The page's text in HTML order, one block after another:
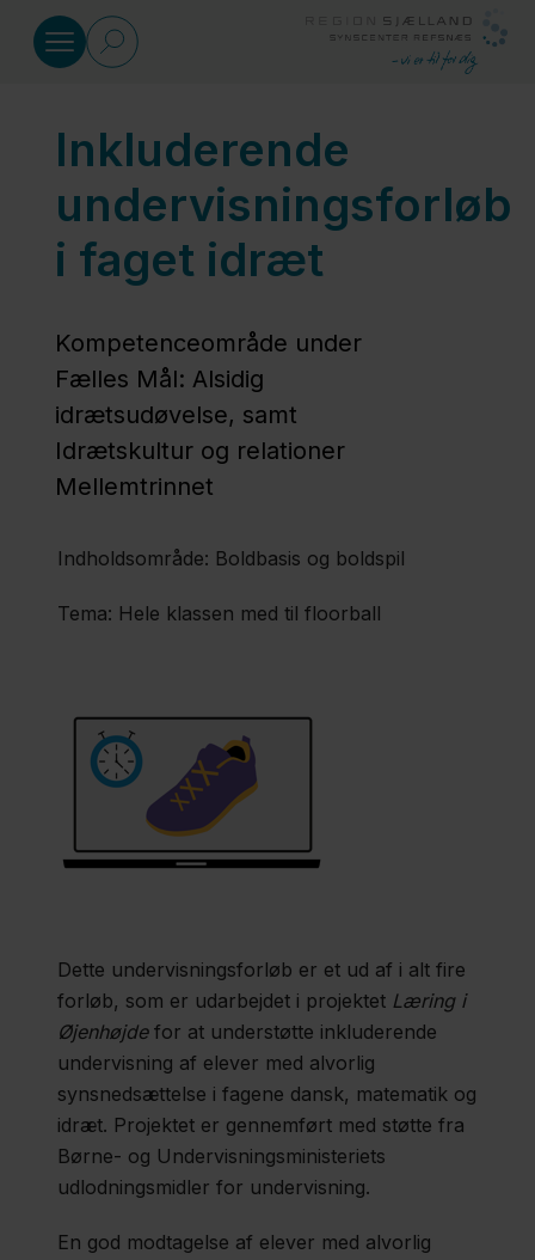
Læring i øjenhøjde
Dansk
punktskrift
Dansk
synsnedsættelse
Matematik
Idræt
Produktillustrationer
Metodebeskrivelse
Bidragsydere
Region
Sjælland
Om
Job
Inkluderende
undervisningsforløb
i faget idræt
Kompetenceområde under
Fælles Mål: Alsidig
idrætsudøvelse, samt
Idrætskultur og relationer
Mellemtrinnet
Indholdsområde: Boldbasis og boldspil
Tema: Hele klassen med til floorball
Dette undervisningsforløb er et ud af i alt fire
forløb, som er udarbejdet i projektet Læring i
Øjenhøjdefor at understøtte inkluderende
undervisning af elever med alvorlig
synsnedsættelse i fagene dansk, matematik og
idræt. Projektet er gennemført med støtte fra
Børne- og Undervisningsministeriets
udlodningsmidler for undervisning.
En god modtagelse af elever med alvorlig